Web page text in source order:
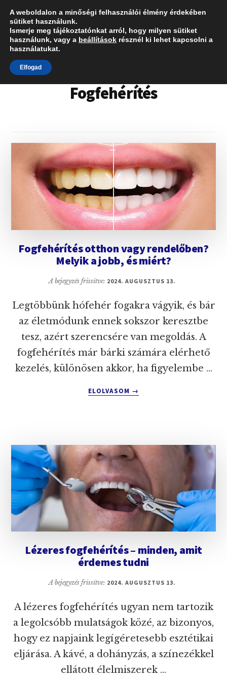
main
content
Additional
menu
Fogorvos
válaszol
Fogfehérítés
Fogfehérítés otthon vagy rendelőben?
Melyik a jobb, és miért?
A bejegyzés frissítve: 2024. AUGUSZTUS 13.
Legtöbbünk hófehér fogakra vágyik, és bár
az életmódunk ennek sokszor keresztbe
tesz, azért szerencsére van megoldás. A
fogfehérítés már bárki számára elérhető
kezelés, különösen akkor, ha figyelembe …
ELOLVASOM
FOGFEHÉRÍTÉS
MELYIK
A
JOBB,
MIÉRT?
→
Lézeres fogfehérítés – minden, amit
érdemes tudni
A bejegyzés frissítve: 2024. AUGUSZTUS 13.
A lézeres fogfehérítés ugyan nem tartozik
a legolcsóbb mulatságok közé, az bizonyos,
hogy ez napjaink legígéretesebb esztétikai
eljárása. A kávé, a dohányzás, a színezékkel
ellátott élelmiszerek …
A weboldalon a minőségi felhasználói élmény érdekében
sütiket használunk.
Ismerje meg tájékoztatónkat arról, hogy milyen sütiket
használunk, vagy a beállítások résznél ki lehet kapcsolni a
használatukat.
Elfogad